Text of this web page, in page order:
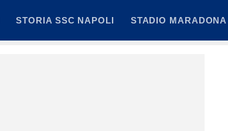
STORIA SSC NAPOLI STADIO MARADONA